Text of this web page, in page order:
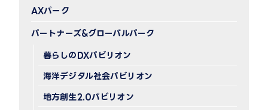
AXパーク
パートナーズ&グローバルパーク
暮らしのDXパビリオン
海洋デジタル社会パビリオン
地方創生2.0パビリオン